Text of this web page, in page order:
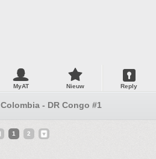
MyAT Nieuw Reply
Colombia - DR Congo #1
1 2